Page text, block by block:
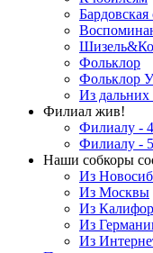
Бардовская
Шизель&Ко
Фольклор
Фольклор
Из дальних
Филиал жив!
Филиалу -
Филиалу -
Наши собкоры
Из
Из Москвы
Из
Из
Из